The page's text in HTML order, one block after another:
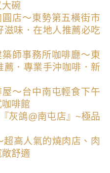
碗
店～東勢第五橫街市
滋味．在地人推薦必吃
師事務所咖啡廳～東
薦．專業手沖咖啡．新
～台中南屯輕食下午
啡館
灰鴿@南屯店』~極品
超高人氣的燒肉店、肉
舒適